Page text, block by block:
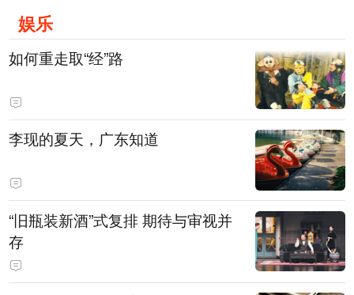
娱乐
如何重走取“经”路
李现的夏天，广东知道
“旧瓶装新酒”式复排 期待与审视并
存